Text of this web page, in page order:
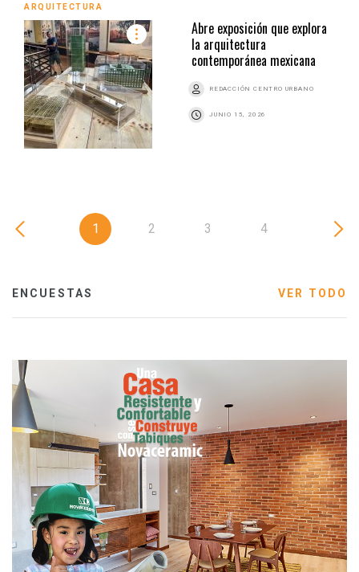
ARQUITECTURA
Abre exposición que explora
la arquitectura
contemporánea mexicana
REDACCIÓN CENTRO URBANO
JUNIO 15, 2026
1 2 3 4
ENCUESTAS VER TODO